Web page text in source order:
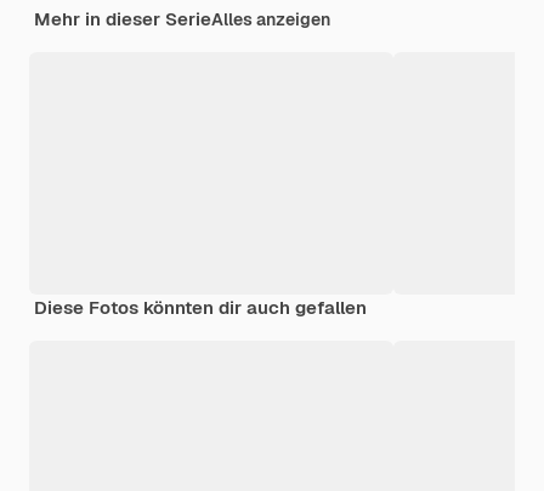
Mehr in dieser SerieAlles anzeigen
Diese Fotos könnten dir auch gefallen